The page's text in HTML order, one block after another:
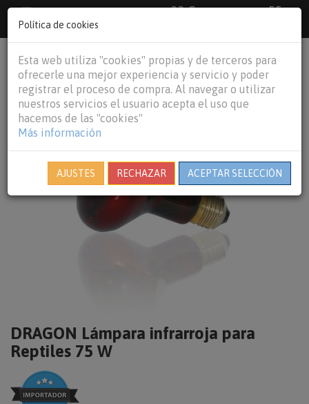
33 €
55
€Baleares y
person shopping_cart
DRAGON Lámpara infrarroja para
Reptiles 75 W
Política de cookies
Esta web utiliza "cookies" propias y de terceros para
ofrecerle una mejor experiencia y servicio y poder
registrar el proceso de compra. Al navegar o utilizar
nuestros servicios el usuario acepta el uso que
hacemos de las "cookies"
Más información
AJUSTES RECHAZAR ACEPTAR SELECCIÓN